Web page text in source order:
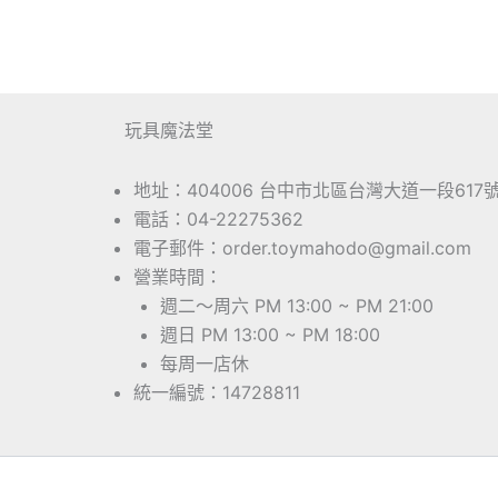
玩具魔法堂
地址：404006 台中市北區台灣大道一段617
電話：04-22275362
電子郵件：order.toymahodo@gmail.com
營業時間：
週二～周六 PM 13:00 ~ PM 21:00
週日 PM 13:00 ~ PM 18:00
每周一店休
統一編號：14728811